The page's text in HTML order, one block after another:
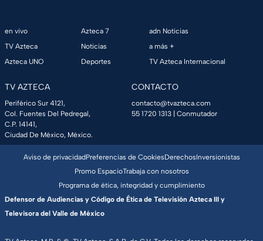
en vivo
TV Azteca
Azteca UNO
Azteca 7
Noticias
Deportes
adn Noticias
a más +
TV Azteca Internacional
TV AZTECA
Periférico Sur 4121,
Col. Fuentes Del Pedregal,
C.P. 14141,
Ciudad De México, México.
CONTACTO
contacto@tvazteca.com
55 1720 1313 | Conmutador
Aviso de privacidadPreferencias de CookiesDerechosInversionistas
Promo EspacioTrabaja con nosotros
Programa de ética, integridad y cumplimiento
Defensor de Audiencias y Código de Ética de Televisión Azteca III y
Televisora del Valle de México